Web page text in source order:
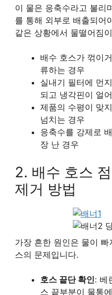
이 물은 응축수라고 불리
를 통해 외부로 배출되어
같은 상황에서 물떨어짐
배수 호스가 꺾이
류하는 경우
실내기 필터에 먼
되고 냉각핀이 얼
제품의 수평이 맞
넘치는 경우
응축수를 강제로
장 난 경우
2. 배수 호스
제거 방법
가장 흔한 원인은 물이
스의 문제입니다.
호스 끝단 확인: 베
스 끝부분이 물통